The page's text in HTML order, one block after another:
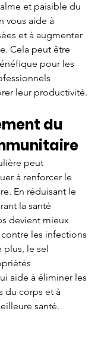
et paisible du
vous aide à
et à augmenter
Cela peut être
pour les
leur productivité.
du
peut
à renforcer le
En réduisant le
la santé
devient mieux
les infections
le sel
aide à éliminer les
du corps et à
santé.